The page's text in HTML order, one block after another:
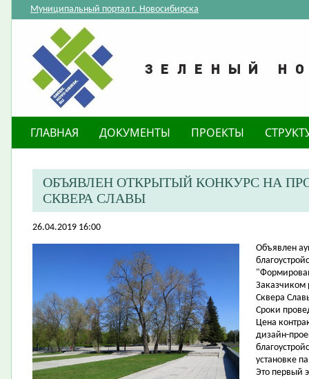
Муниципальный портал г. Новосибирска
ГЛАВНАЯ ДОКУМЕНТЫ ПРОЕКТЫ
ОБЪЯВЛЕН ОТКРЫТЫЙ КОНКУРС НА
СКВЕРА СЛАВЫ
26.04.2019 16:00
Объявлен
Заказчиком
Сквера
Сроки
Цена
дизайн-
установке
Это первый